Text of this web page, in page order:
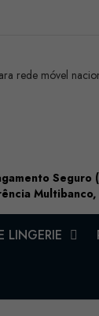
rede móvel
Seguro
LINGERIE